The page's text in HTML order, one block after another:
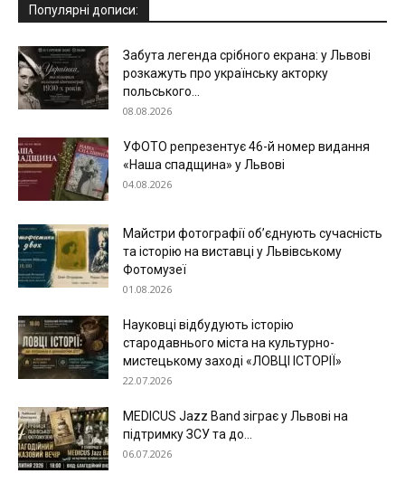
Популярні дописи:
Забута легенда срібного екрана: у Львові
розкажуть про українську акторку
польського...
08.08.2026
УФОТО репрезентує 46-й номер видання
«Наша спадщина» у Львові
04.08.2026
Майстри фотографії об’єднують сучасність
та історію на виставці у Львівському
Фотомузеї
01.08.2026
Науковці відбудують історію
стародавнього міста на культурно-
мистецькому заході «ЛОВЦІ ІСТОРІЇ»
22.07.2026
MEDICUS Jazz Band зіграє у Львові на
підтримку ЗСУ та до...
06.07.2026